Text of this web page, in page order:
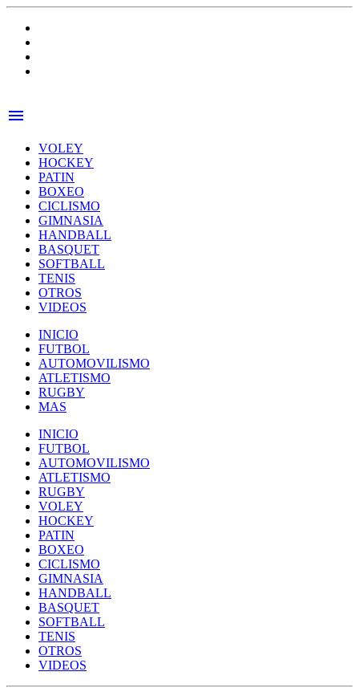
menu
VOLEY
HOCKEY
PATIN
BOXEO
CICLISMO
GIMNASIA
HANDBALL
BASQUET
SOFTBALL
TENIS
OTROS
VIDEOS
INICIO
FUTBOL
AUTOMOVILISMO
ATLETISMO
RUGBY
MAS
INICIO
FUTBOL
AUTOMOVILISMO
ATLETISMO
RUGBY
VOLEY
HOCKEY
PATIN
BOXEO
CICLISMO
GIMNASIA
HANDBALL
BASQUET
SOFTBALL
TENIS
OTROS
VIDEOS